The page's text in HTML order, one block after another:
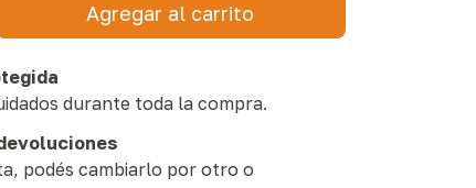
durante toda la compra.
podés cambiarlo por otro o